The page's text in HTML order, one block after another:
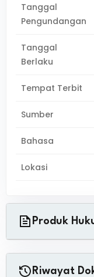
Tanggal
Pengundangan
Tanggal
Berlaku
Tempat Terbit
Sumber
Bahasa
Lokasi
Produk
Riwayat